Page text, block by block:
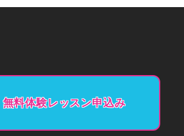
無料体験レッスン申込み